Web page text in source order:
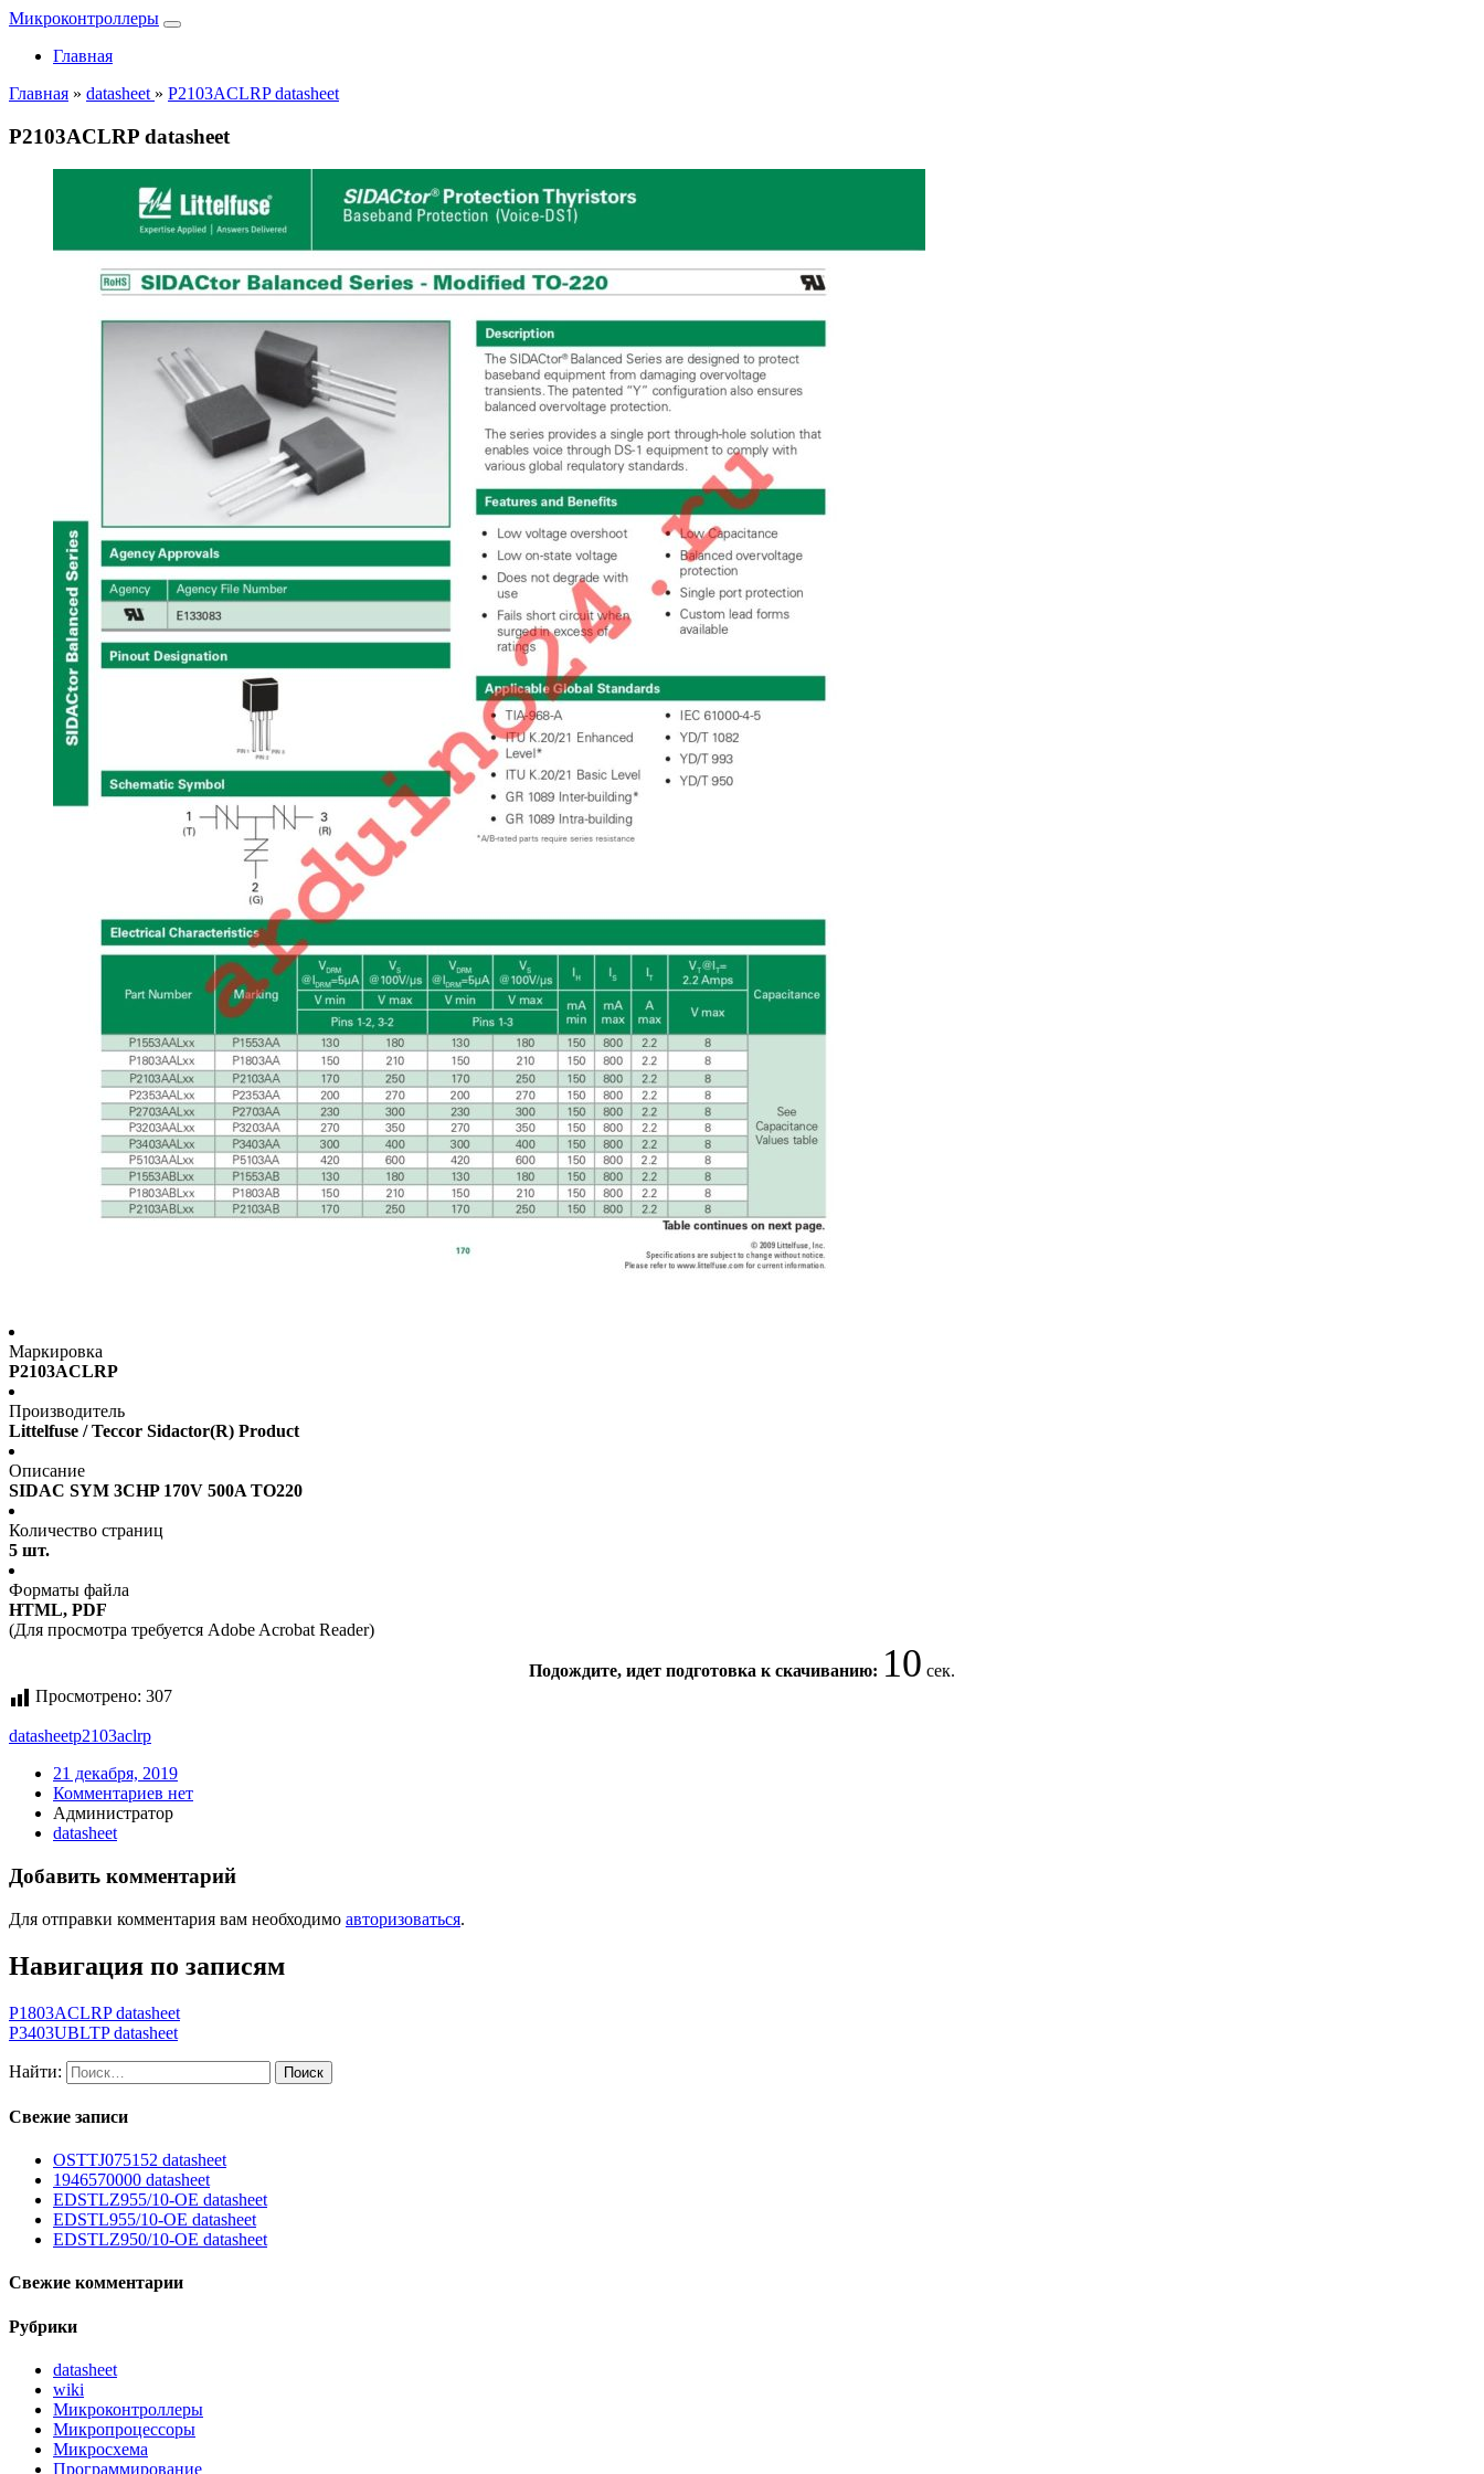
Микроконтроллеры
Главная
Главная » datasheet » P2103ACLRP datasheet
P2103ACLRP datasheet
Маркировка
P2103ACLRP
Производитель
Littelfuse / Teccor Sidactor(R) Product
Описание
SIDAC SYM 3CHP 170V 500A TO220
Количество страниц
5 шт.
Форматы файла
HTML, PDF
(Для просмотра требуется Adobe Acrobat Reader)
Подождите, идет подготовка к скачиванию: 10 сек.
Просмотрено: 307
datasheetp2103aclrp
21 декабря, 2019
Комментариев нет
Администратор
datasheet
Добавить комментарий
Для отправки комментария вам необходимо авторизоваться.
Навигация по записям
P1803ACLRP datasheet
P3403UBLTP datasheet
Найти:
Свежие записи
OSTTJ075152 datasheet
1946570000 datasheet
EDSTLZ955/10-OE datasheet
EDSTL955/10-OE datasheet
EDSTLZ950/10-OE datasheet
Свежие комментарии
Рубрики
datasheet
wiki
Микроконтроллеры
Микропроцессоры
Микросхема
Программирование